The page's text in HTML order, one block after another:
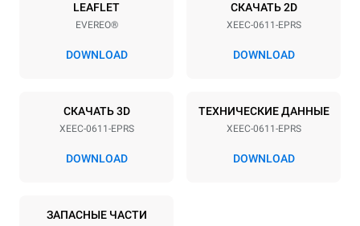
Напряжение Příkon
Частота Тип вилки
LEAFLET
EVEREO®
DOWNLOAD
СКАЧАТЬ 2D
XEEC-0611-EPRS
DOWNLOAD
СКАЧАТЬ 3D
XEEC-0611-EPRS
DOWNLOAD
ТЕХНИЧЕСКИЕ ДАННЫЕ
XEEC-0611-EPRS
DOWNLOAD
ЗАПАСНЫЕ ЧАСТИ